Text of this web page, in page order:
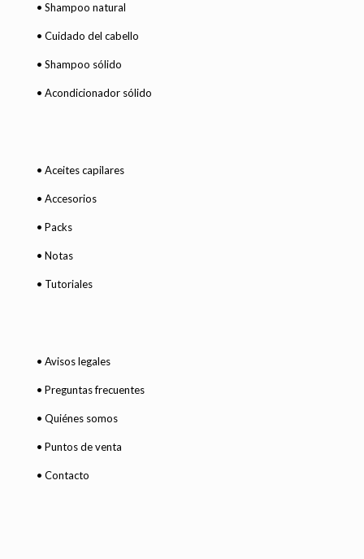
• Shampoo natural
• Cuidado del cabello
• Shampoo sólido
• Acondicionador sólido
• Aceites capilares
• Accesorios
• Packs
• Notas
• Tutoriales
• Avisos legales
• Preguntas frecuentes
• Quiénes somos
• Puntos de venta
• Contacto